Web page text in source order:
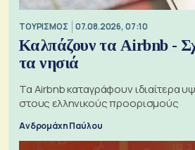
ΤΟΥΡΙΣΜΟΣ 07.08.2026, 07:10
Καλπάζουν τα Airbnb -
τα νησιά
Τα Airbnb καταγράφουν ιδιαίτερα
στους ελληνικούς προορισμούς
Ανδρομάχη Παύλου